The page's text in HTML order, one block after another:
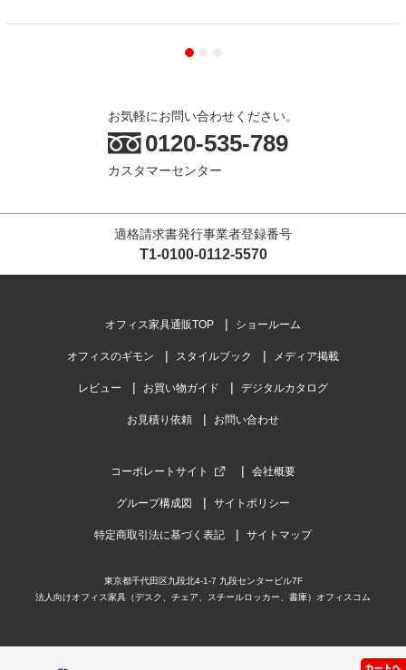
お気軽にお問い合わせください。
0120-535-789
カスタマーセンター
適格請求書発行事業者登録番号
T1-0100-0112-5570
オフィス家具通販TOP ショールーム
オフィスのギモン スタイルブック メディア掲載
レビュー お買い物ガイド デジタルカタログ
お見積り依頼 お問い合わせ
コーポレートサイト 会社概要
グループ構成図 サイトポリシー
特定商取引法に基づく表記 サイトマップ
東京都千代田区九段北4-1-7 九段センタービル7F
法人向けオフィス家具（デスク、チェア、スチールロッカー、書庫）オフィスコム